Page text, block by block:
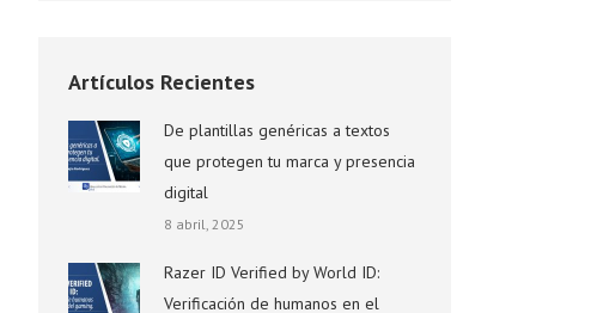
Artículos Recientes
De plantillas genéricas a textos
que protegen tu marca y presencia
digital
8 abril, 2025
Razer ID Verified by World ID:
Verificación de humanos en el